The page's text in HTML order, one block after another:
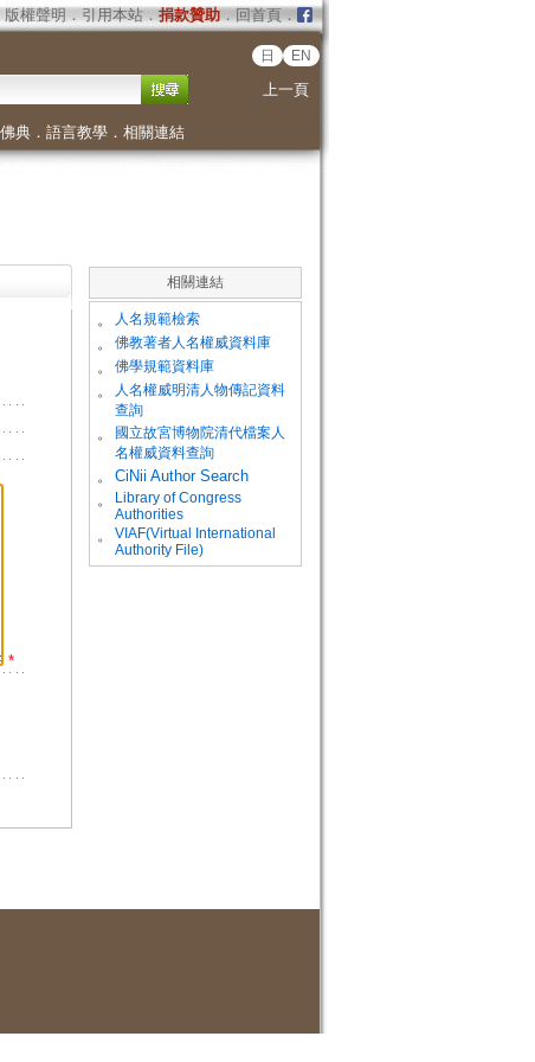
版權聲明 ． 引用本站． 捐款贊助．回首頁．
日 EN
上一頁
典． 語言教學． 相關連結
*
相關連結
。 人名規範檢索
。 佛教著者人名權威資料庫
。 佛學規範資料庫
。
人名權威明清人物傳記資料
查詢
。
國立故宮博物院清代檔案人
名權威資料查詢
。
CiNii Author Search
。
Library of Congress
Authorities
。
VIAF(Virtual International
Authority File)